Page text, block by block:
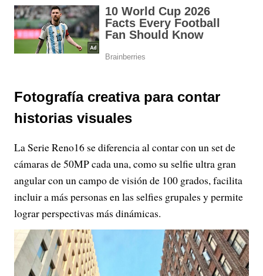
Fotografía creativa para contar
historias visuales
La Serie Reno16 se diferencia al contar con un set de
cámaras de 50MP cada una, como su selfie ultra gran
angular con un campo de visión de 100 grados, facilita
incluir a más personas en las selfies grupales y permite
lograr perspectivas más dinámicas.